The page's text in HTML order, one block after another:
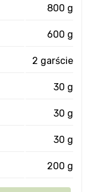
800 g
600 g
2 garście
30 g
30 g
30 g
200 g